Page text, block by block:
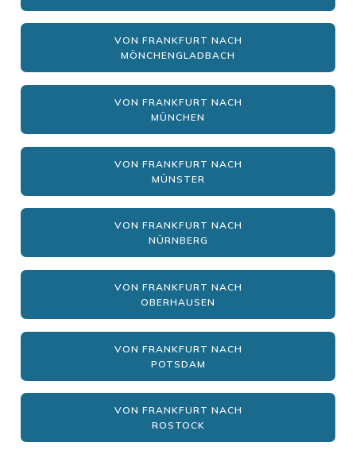
VON FRANKFURT NACH
MÖNCHENGLADBACH
VON FRANKFURT NACH
MÜNCHEN
VON FRANKFURT NACH
MÜNSTER
VON FRANKFURT NACH
NÜRNBERG
VON FRANKFURT NACH
OBERHAUSEN
VON FRANKFURT NACH
POTSDAM
VON FRANKFURT NACH
ROSTOCK